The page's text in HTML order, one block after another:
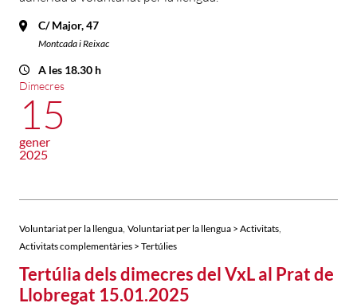
C/ Major, 47
Montcada i Reixac
A les 18.30 h
Dimecres
15
gener
2025
Voluntariat per la llengua Voluntariat per la llengua > Activitats
Activitats complementàries > Tertúlies
Tertúlia dels dimecres del VxL al Prat de
Llobregat 15.01.2025